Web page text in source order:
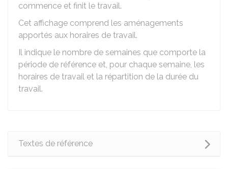
commence et finit le travail.
Cet affichage comprend les aménagements
apportés aux horaires de travail.
Il indique le nombre de semaines que comporte la
période de référence et, pour chaque semaine, les
horaires de travail et la répartition de la durée du
travail.
Textes de référence